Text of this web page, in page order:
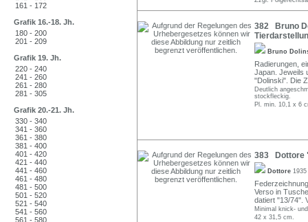
161 - 172
Grafik 16.-18. Jh.
180 - 200
201 - 209
Grafik 19. Jh.
220 - 240
241 - 260
261 - 280
281 - 305
Grafik 20.-21. Jh.
330 - 340
341 - 360
361 - 380
381 - 400
401 - 420
421 - 440
441 - 460
461 - 480
481 - 500
501 - 520
521 - 540
541 - 560
561 - 580
382 Bruno
Bruno
Radierungen,
Japan. Jeweils
"Dolinski". Die
Deutlich
stockfleckig.
Pl. min. 10,1 x 6
383 Dottore
Dottore
Verso in
datiert "13/74".
Minimal knick-
42 x 31,5 cm.